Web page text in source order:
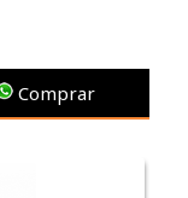
Comprar